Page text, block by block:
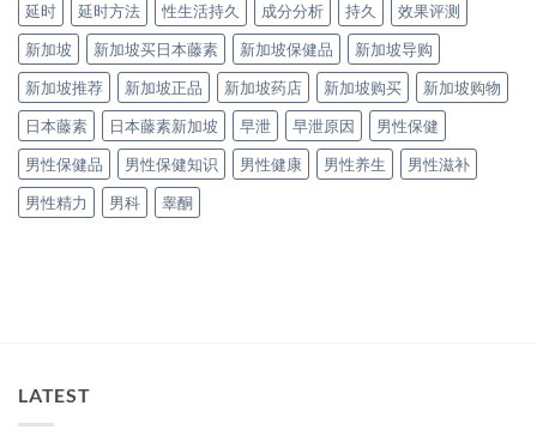
延时
延时方法 性生活持久 成分分析 持久
效果评测
新加坡
新加坡买日本藤素 新加坡保健品
新加坡导购
新加坡推荐
新加坡正品 新加坡药店 新加坡购买
新加坡购物
日本藤素
日本藤素新加坡 早泄 早泄原因
男性保健
男性保健品
男性保健知识 男性健康 男性养生
男性滋补
男性精力
男科 睾酮
LATEST